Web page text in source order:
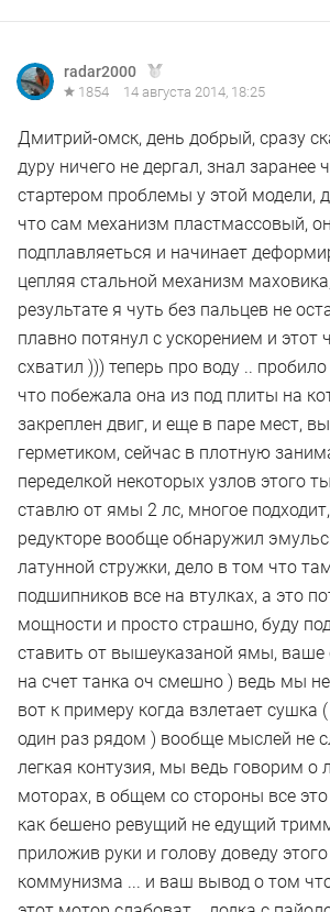
radar2000
1854 14 августа 2014, 18:25
Дмитрий-омск, день добрый, сразу
дуру ничего не дергал, знал заранее
стартером проблемы у этой модели,
что сам механизм пластмассовый,
подплавляеться и начинает
цепляя стальной механизм
результате я чуть без пальцев не
плавно потянул с ускорением и этот
схватил ))) теперь про воду ..
что побежала она из под плиты на
закреплен двиг, и еще в паре мест,
герметиком, сейчас в плотную
переделкой некоторых узлов этого
ставлю от ямы 2 лс, многое
редукторе вообще обнаружил
латунной стружки, дело в том что
подшипников все на втулках, а это
мощности и просто страшно, буду
ставить от вышеуказаной ямы, ваше
на счет танка оч смешно ) ведь мы
вот к примеру когда взлетает сушка
один раз рядом ) вообще мыслей не
легкая контузия, мы ведь говорим о
моторах, в общем со стороны все
как бешено ревущий не едущий
приложив руки и голову доведу
коммунизма ... и ваш вывод о том